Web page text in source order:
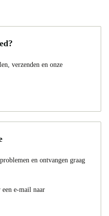
verzenden en onze
en ontvangen graag
een e-mail naar